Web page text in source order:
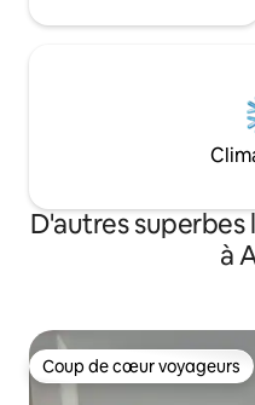
D'autres
à
Coup de cœur voyageurs
Coup de cœur voyageurs